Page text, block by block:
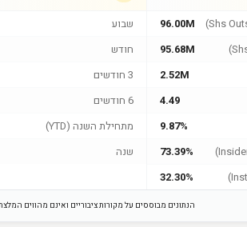
96.00M
95.68M
2.52M
4.49
9.87%
73.39%
32.30%
שבוע
חודש
3 חודשים
6 חודשים
מתחילת השנה (YTD)
שנה
הנתונים מבוססים על מקורות ציבוריים ואינם מהווים המלצת